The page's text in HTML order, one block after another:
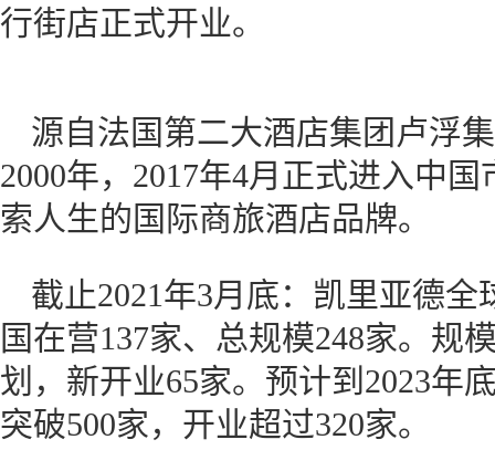
行街店正式开业。
源自法国第二大酒店集团卢浮
2000年，2017年4月正式进入中
索人生的国际商旅酒店品牌。
截止2021年3月底：凯里亚德
国在营137家、总规模248家。规
划，新开业65家。预计到2023年
突破500家，开业超过320家。